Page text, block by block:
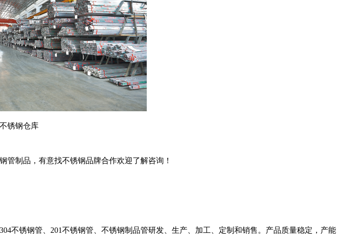
锈钢仓库
管制品，有意找不锈钢品牌合作欢迎了解咨询！
304不锈钢管、 201不锈钢管、不锈钢制品管研发、生产、加工、定制和销售。 产品质量稳定，产能